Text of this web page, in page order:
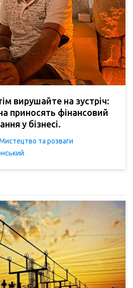
вирушайте на зустріч:
приносять фінансовий
у бізнесі.
та розваги